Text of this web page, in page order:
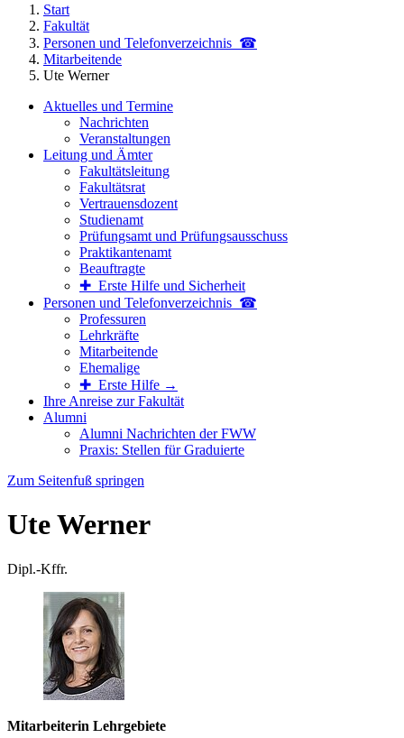
Start
Fakultät
Personen und Telefon­verzeichnis ☎
Mitarbeitende
Ute Werner
Aktuelles und Termine
Nachrichten
Veranstaltungen
Leitung und Ämter
Fakultätsleitung
Fakultätsrat
Vertrauensdozent
Studienamt
Prüfungsamt und Prüfungsausschuss
Praktikantenamt
Beauftragte
✚ Erste Hilfe und Sicherheit
Personen und Telefon­verzeichnis ☎
Professuren
Lehrkräfte
Mitarbeitende
Ehemalige
✚ Erste Hilfe →
Ihre Anreise zur Fakultät
Alumni
Alumni Nachrichten der FWW
Praxis: Stellen für Graduierte
Zum Seitenfuß springen
Ute Werner
Dipl.-Kffr.
Mitarbeiterin Lehrgebiete